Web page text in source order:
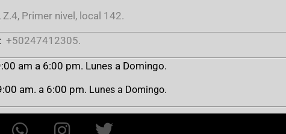
Primer nivel, local 142.
+50247412305.
am a 6:00 pm. Lunes a Domingo.
am. a 6:00 pm. Lunes a Domingo.